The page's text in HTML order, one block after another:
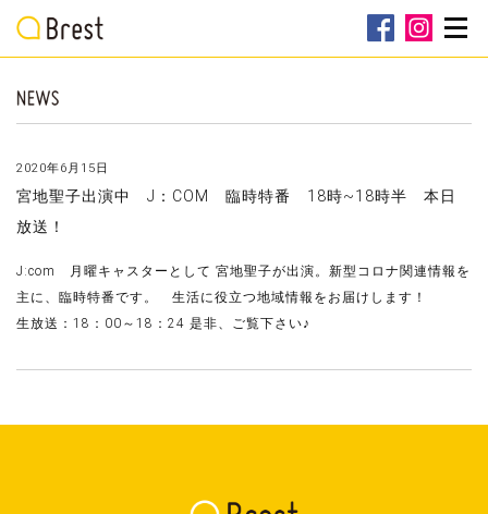
2020年6月15日
宮地聖子出演中 J：COM 臨時特番 18時~18時半 本日
放送！
J:com 月曜キャスターとして 宮地聖子が出演。新型コロナ関連情報を
主に、臨時特番です。 生活に役立つ地域情報をお届けします！
生放送：18：00～18：24 是非、ご覧下さい♪